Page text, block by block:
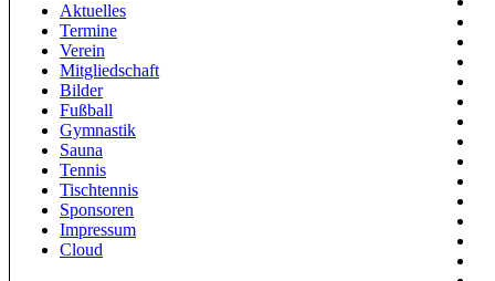
Aktuelles
Termine
Verein
Mitgliedschaft
Bilder
Fußball
Gymnastik
Sauna
Tennis
Tischtennis
Sponsoren
Impressum
Cloud